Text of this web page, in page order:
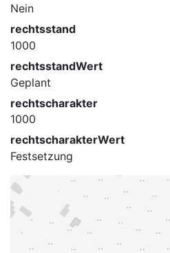
Nein
rechtsstand
1000
rechtsstandWert
Geplant
rechtscharakter
1000
rechtscharakterWert
Festsetzung